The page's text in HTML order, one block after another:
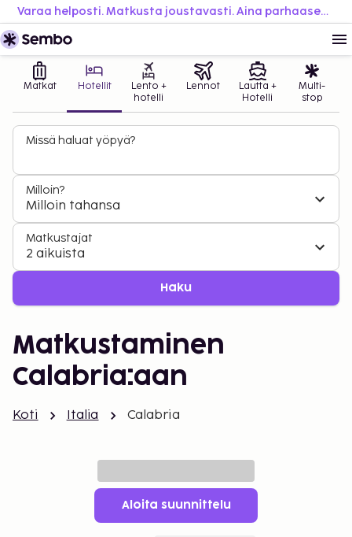
Varaa helposti. Matkusta joustavasti. Aina parhaaseen hintaan.
Matkat Hotellit
Lento +
hotelli
Lennot
Lautta +
Hotelli
Multi-
stop
Missä haluat yöpyä?
Milloin?
Milloin tahansa
Matkustajat
2 aikuista
Haku
Matkustaminen
Calabria:aan
Koti Italia Calabria
Aloita suunnittelu